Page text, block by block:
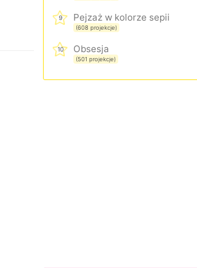
9 Pejzaż w kolorze sepii
(608 projekcje)
10 Obsesja
(501 projekcje)